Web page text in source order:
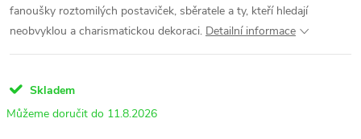
fanoušky roztomilých postaviček, sběratele a ty, kteří hledají
neobvyklou a charismatickou dekoraci. Detailní informace
Skladem
11.8.2026